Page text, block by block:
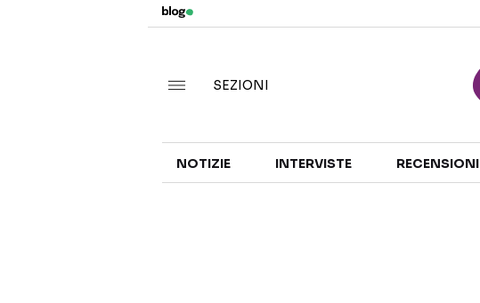
SEZIONI
NOTIZIE INTERVISTE RECENSIONI